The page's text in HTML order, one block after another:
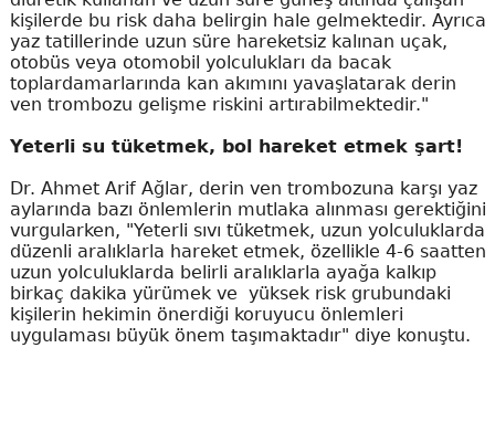
kişilerde bu risk daha belirgin hale gelmektedir. Ayrıca
yaz tatillerinde uzun süre hareketsiz kalınan uçak,
otobüs veya otomobil yolculukları da bacak
toplardamarlarında kan akımını yavaşlatarak derin
ven trombozu gelişme riskini artırabilmektedir."
Yeterli su tüketmek, bol hareket etmek şart!
Dr. Ahmet Arif Ağlar, derin ven trombozuna karşı yaz
aylarında bazı önlemlerin mutlaka alınması gerektiğini
vurgularken, "Yeterli sıvı tüketmek, uzun yolculuklarda
düzenli aralıklarla hareket etmek, özellikle 4-6 saatten
uzun yolculuklarda belirli aralıklarla ayağa kalkıp
birkaç dakika yürümek ve yüksek risk grubundaki
kişilerin hekimin önerdiği koruyucu önlemleri
uygulaması büyük önem taşımaktadır" diye konuştu.